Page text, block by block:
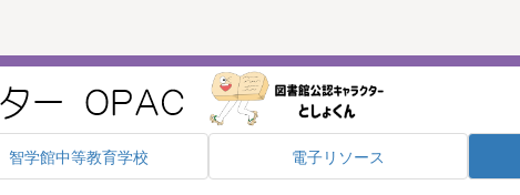
智学館中等教育学校 電子リソース